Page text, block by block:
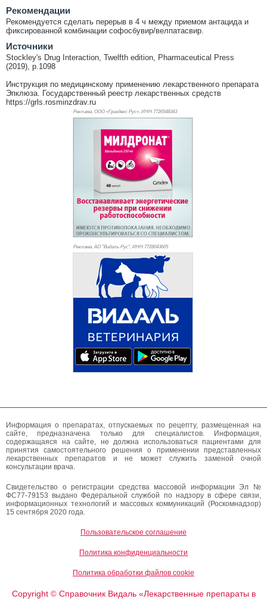
Рекомендации
Рекомендуется сделать перерыв в 4 ч между приемом антацида и
фиксированной комбинации софосбувир/велпатасвир.
Источники
Stockley's Drug Interaction, Twelfth edition, Pharmaceutical Press
(2019), p.1098
Инструкция по медицинскому применению лекарственного препарата
Эпклюза. Государственный реестр лекарственных средств
https://grls.rosminzdrav.ru
Реклама. ООО «Гриндекс Рус», ИНН 7726548343
Реклама. АО "Видаль Рус", ИНН 7728043605
Информация о препаратах, отпускаемых по рецепту, размещенная на
сайте, предназначена только для специалистов. Информация,
содержащаяся на сайте, не должна использоваться пациентами для
принятия самостоятельного решения о применении представленных
лекарственных препаратов и не может служить заменой очной
консультации врача.
Свидетельство о регистрации средства массовой информации Эл №
ФС77-79153 выдано Федеральной службой по надзору в сфере связи,
информационных технологий и массовых коммуникаций (Роскомнадзор)
15 сентября 2020 года.
Пользовательское соглашение
Политика конфиденциальности
Политика обработки файлов cookie
Copyright ©Справочник Видаль «Лекарственные препараты в